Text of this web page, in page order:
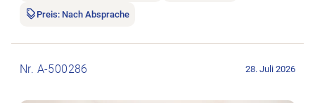
Preis: Nach Absprache
Nr. A-500286 28. Juli 2026